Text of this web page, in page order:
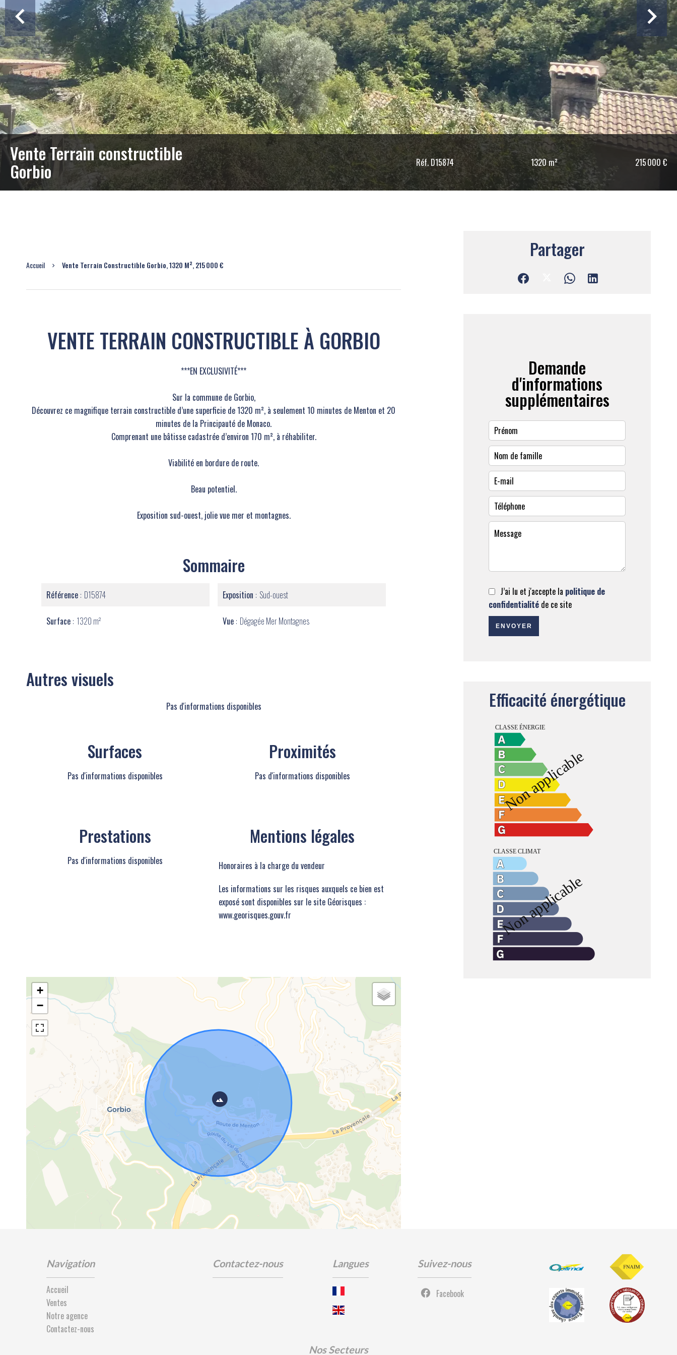
Vente Terrain constructible
Gorbio Réf. D15874 1320 m² 215 000 €
Accueil Vente Terrain Constructible Gorbio, 1320 M², 215 000 €
VENTE TERRAIN CONSTRUCTIBLE À GORBIO
***EN EXCLUSIVITÉ***
Sur la commune de Gorbio,
Découvrez ce magnifique terrain constructible d’une superficie de 1320 m², à seulement 10 minutes de Menton et 20
minutes de la Principauté de Monaco.
Comprenant une bâtisse cadastrée d’environ 170 m², à réhabiliter.
Viabilité en bordure de route.
Beau potentiel.
Exposition sud-ouest, jolie vue mer et montagnes.
Sommaire
Référence D15874
Surface 1320 m²
Exposition Sud-ouest
Vue Dégagée Mer Montagnes
Autres visuels
Pas d'informations disponibles
Surfaces
Pas d'informations disponibles
Proximités
Pas d'informations disponibles
Prestations
Pas d'informations disponibles
Mentions légales
Honoraires à la charge du vendeur
Les informations sur les risques auxquels ce bien est
exposé sont disponibles sur le site Géorisques :
www.georisques.gouv.fr
+
−
Partager
Demande
d'informations
supplémentaires
J’ai lu et j'accepte la politique de
confidentialité de ce site
ENVOYER
Efficacité énergétique
Navigation
Accueil
Ventes
Notre agence
Contactez-nous
Contactez-nous Langues Suivez-nous
Facebook
Nos Secteurs